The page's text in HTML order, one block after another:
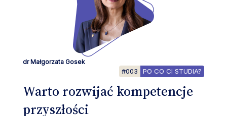
dr Małgorzata Gosek
PO CO CI STUDIA?
#003
Warto rozwijać kompetencje
przyszłości